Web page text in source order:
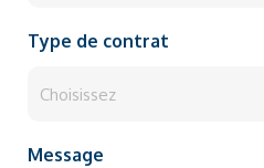
selected
Type de contrat
Message